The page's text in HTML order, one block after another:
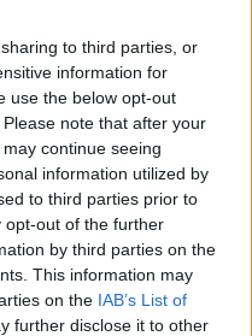
to third parties, or
information for
use the below opt-out
note that after your
continue seeing
information utilized by
to third parties prior to
opt-out of the further
by third parties on the
This information may
on the IAB’s List of
further disclose it to other
ΤΙΣ